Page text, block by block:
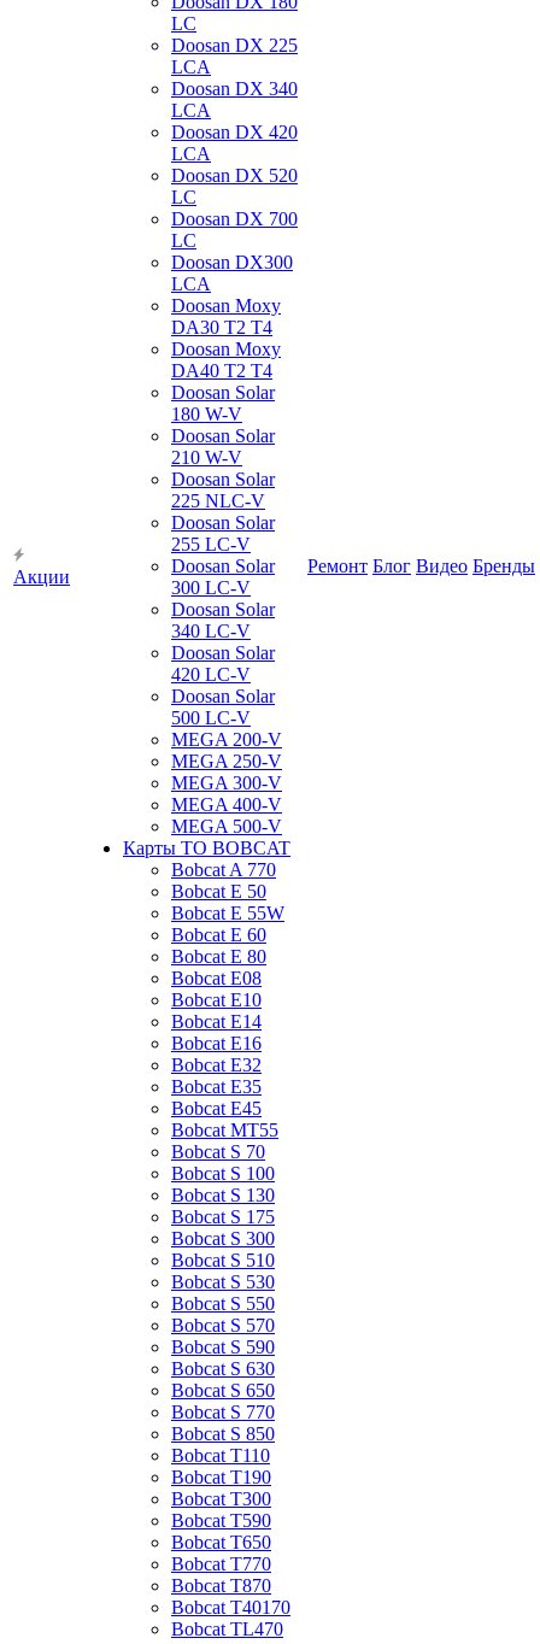
Акции
LC
Doosan DX 225
LCA
Doosan DX 340
LCA
Doosan DX 420
LCA
Doosan DX 520
LC
Doosan DX 700
LC
Doosan DX300
LCA
Doosan Moxy
DA30 T2 T4
Doosan Moxy
DA40 T2 T4
Doosan Solar
180 W-V
Doosan Solar
210 W-V
Doosan Solar
225 NLC-V
Doosan Solar
255 LC-V
Doosan Solar
300 LC-V
Doosan Solar
340 LC-V
Doosan Solar
420 LC-V
Doosan Solar
500 LC-V
MEGA 200-V
MEGA 250-V
MEGA 300-V
MEGA 400-V
MEGA 500-V
Карты ТО BOBCAT
Bobcat A 770
Bobcat E 50
Bobcat E 55W
Bobcat E 60
Bobcat E 80
Bobcat E08
Bobcat E10
Bobcat E14
Bobcat E16
Bobcat E32
Bobcat E35
Bobcat E45
Bobcat MT55
Bobcat S 70
Bobcat S 100
Bobcat S 130
Bobcat S 175
Bobcat S 300
Bobcat S 510
Bobcat S 530
Bobcat S 550
Bobcat S 570
Bobcat S 590
Bobcat S 630
Bobcat S 650
Bobcat S 770
Bobcat S 850
Bobcat T110
Bobcat T190
Bobcat T300
Bobcat T590
Bobcat T650
Bobcat T770
Bobcat T870
Bobcat T40170
Bobcat TL470
Ремонт Блог Видео Бренды